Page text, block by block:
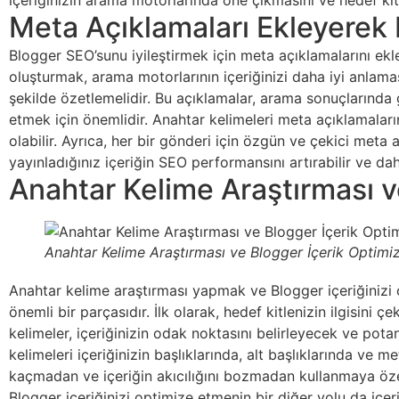
Meta Açıklamaları
Blogger SEO’sunu iyileştirmek için meta açıklamalarını
oluşturmak, arama motorlarının içeriğinizi daha iyi
şekilde özetlemelidir. Bu açıklamalar, arama
etmek için önemlidir. Anahtar kelimeleri meta
olabilir. Ayrıca, her bir gönderi için özgün ve çekici meta
yayınladığınız içeriğin SEO performansını artırabilir ve
Anahtar Kelime
Anahtar Kelime Araştırması ve Blogger İçerik
Anahtar kelime araştırması yapmak ve Blogger
önemli bir parçasıdır. İlk olarak, hedef kitlenizin ilgisini
kelimeler, içeriğinizin odak noktasını belirleyecek ve
kelimeleri içeriğinizin başlıklarında, alt başlıklarında ve
kaçmadan ve içeriğin akıcılığını bozmadan kullanmaya